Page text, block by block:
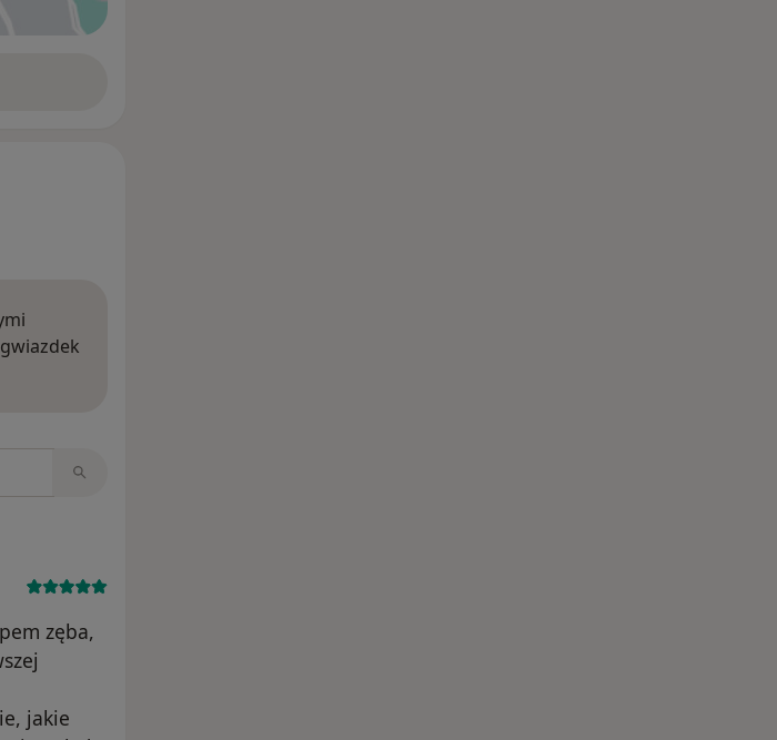
zęba,
jakie